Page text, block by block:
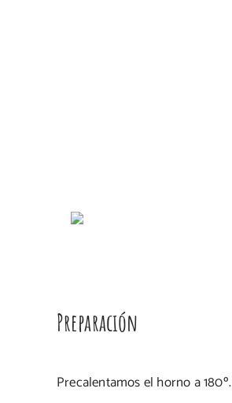
Preparación
Precalentamos el horno a 180º.